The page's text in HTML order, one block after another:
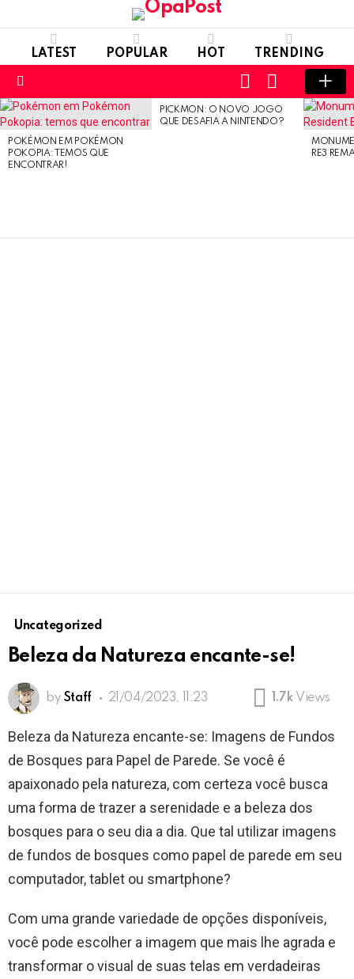
LATEST POPULAR HOT TRENDING
SWITCH
SKIN
LOGIN
LATEST
STORIES
POKÉMON EM POKÉMON
POKOPIA: TEMOS QUE
ENCONTRAR!
PICKMON: O NOVO JOGO
QUE DESAFIA A NINTENDO?
RE3
Uncategorized
Beleza da Natureza encante-se!
by Staff 21/04/2023, 11:23 1.7k Views
Beleza da Natureza encante-se: Imagens de Fundos
de Bosques para Papel de Parede. Se você é
apaixonado pela natureza, com certeza você busca
uma forma de trazer a serenidade e a beleza dos
bosques para o seu dia a dia. Que tal utilizar imagens
de fundos de bosques como papel de parede em seu
computador, tablet ou smartphone?
Com uma grande variedade de opções disponíveis,
você pode escolher a imagem que mais lhe agrada e
transformar o visual de suas telas em verdadeiras